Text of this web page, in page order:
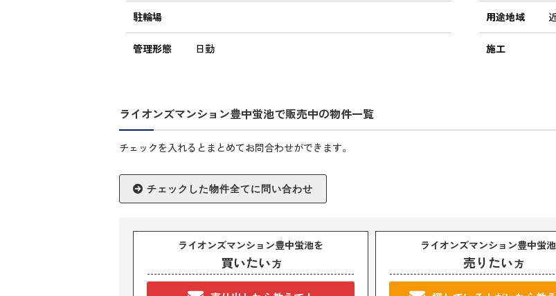
駐輪場
管理形態 日勤
用途地域
施工
ライオンズマンション豊中蛍池で販売中の物件一覧
チェックを入れるとまとめてお問合わせができます。
ライオンズマンション豊中蛍池を
買いたい方
ライオンズマンション豊中蛍
売りたい方